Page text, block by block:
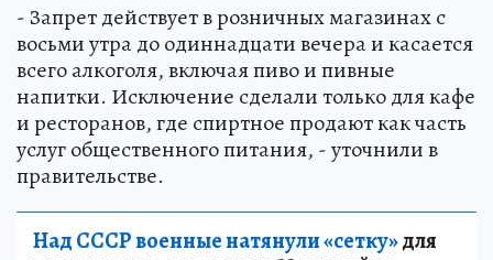
- Запрет действует в розничных магазинах с
восьми утра до одиннадцати вечера и касается
всего алкоголя, включая пиво и пивные
напитки. Исключение сделали только для кафе
и ресторанов, где спиртное продают как часть
услуг общественного питания, - уточнили в
правительстве.
Над СССР военные натянули «сетку»для